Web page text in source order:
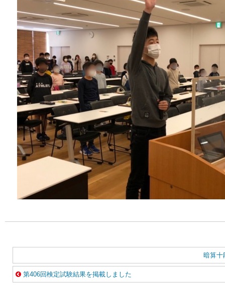
暗算十
第406回検定試験結果を掲載しました